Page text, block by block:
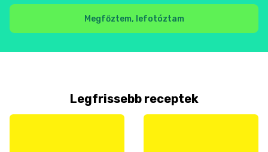
Megfőztem, lefotóztam
Legfrissebb receptek